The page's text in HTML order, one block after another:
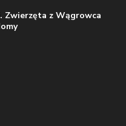
Zwierzęta z Wągrowca